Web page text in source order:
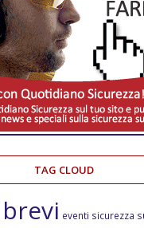
TAG CLOUD
brevi eventi sicurezza